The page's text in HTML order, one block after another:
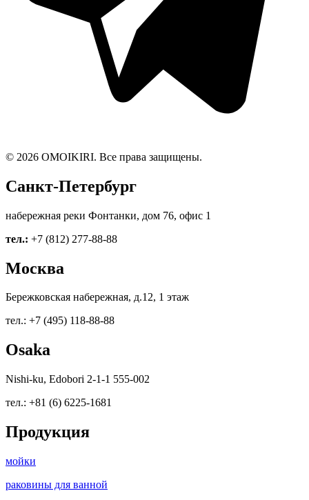
© 2026 OMOIKIRI. Все права защищены.
Санкт-Петербург
набережная реки Фонтанки, дом 76, офис 1
тел.: +7 (812) 277-88-88
Москва
Бережковская набережная, д.12, 1 этаж
тел.: +7 (495) 118-88-88
Osaka
Nishi-ku, Edobori 2-1-1 555-002
тел.: +81 (6) 6225-1681
Продукция
мойки
раковины для ванной